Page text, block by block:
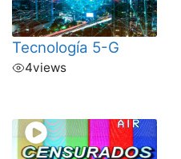
Tecnología 5-G
4views